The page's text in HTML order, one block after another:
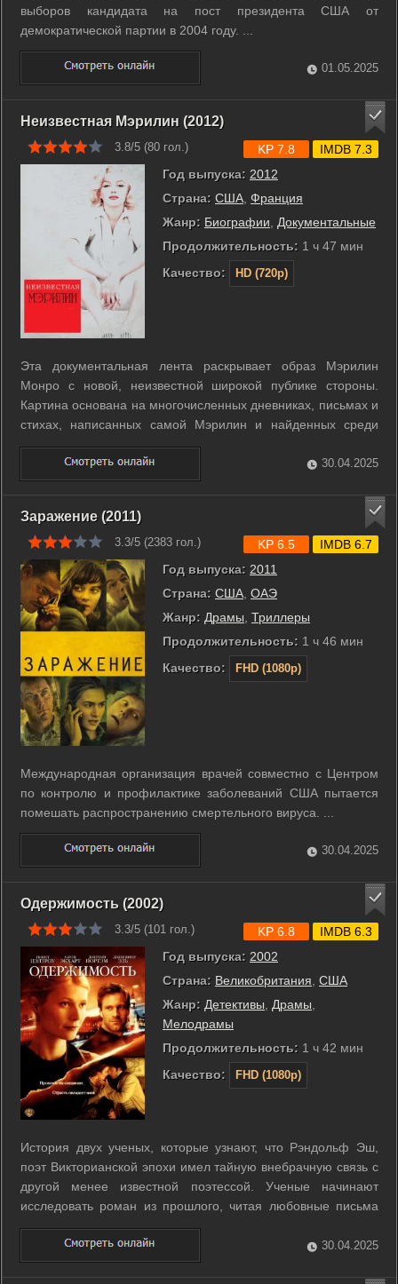
выборов кандидата на пост президента США от
демократической партии в 2004 году. ...
01.05.2025
Неизвестная Мэрилин (2012)
3.8/5 (80 гол.)
Год выпуска: 2012
Страна: США Франция
Жанр: Биографии
Документальные
Продолжительность: 1 ч 47 мин
Качество:
HD (720p)
KP 7.8 IMDB 7.3
Эта документальная лента раскрывает образ Мэрилин
Монро с новой, неизвестной широкой публике стороны.
Картина основана на многочисленных дневниках, письмах и
стихах, написанных самой Мэрилин и найденных среди
вещей Артура Миллера - последнего мужа звезды. ...
30.04.2025
Заражение (2011)
3.3/5 (2383 гол.)
Год выпуска: 2011
Страна: США, ОАЭ
Жанр: Драмы, Триллеры
Продолжительность: 1 ч 46 мин
Качество:
FHD (1080p)
KP 6.5 IMDB 6.7
Международная организация врачей совместно с Центром
по контролю и профилактике заболеваний США пытается
помешать распространению смертельного вируса. ...
30.04.2025
Одержимость (2002)
3.3/5 (101 гол.)
Год выпуска: 2002
Страна: Великобритания США
Жанр: Детективы Драмы
Мелодрамы
Продолжительность: 1 ч 42 мин
Качество:
FHD (1080p)
KP 6.8 IMDB 6.3
История двух ученых, которые узнают, что Рэндольф Эш,
поэт Викторианской эпохи имел тайную внебрачную связь с
другой менее известной поэтессой. Ученые начинают
исследовать роман из прошлого, читая любовные письма
влюбленных, чтобы собрать из осколков полную картину, и
вскоре понимают, что сами не могут жить друг без друга… ...
30.04.2025